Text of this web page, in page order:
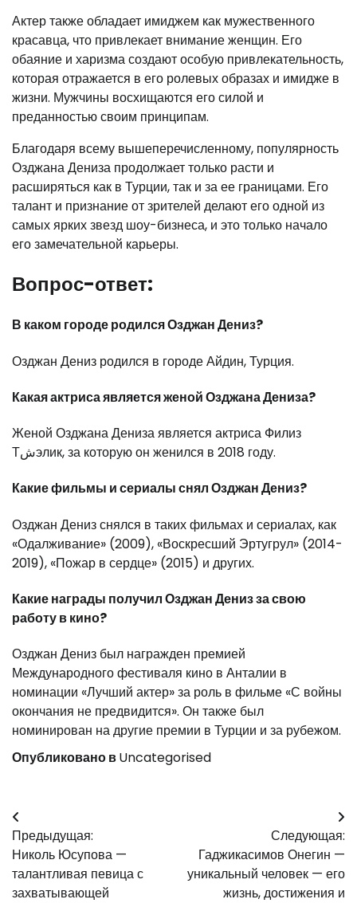
Актер также обладает имиджем как мужественного
красавца, что привлекает внимание женщин. Его
обаяние и харизма создают особую привлекательность,
которая отражается в его ролевых образах и имидже в
жизни. Мужчины восхищаются его силой и
преданностью своим принципам.
Благодаря всему вышеперечисленному, популярность
Озджана Дениза продолжает только расти и
расширяться как в Турции, так и за ее границами. Его
талант и признание от зрителей делают его одной из
самых ярких звезд шоу-бизнеса, и это только начало
его замечательной карьеры.
Вопрос-ответ:
В каком городе родился Озджан Дениз?
Озджан Дениз родился в городе Айдин, Турция.
Какая актриса является женой Озджана Дениза?
Женой Озджана Дениза является актриса Филиз
Тشэлик, за которую он женился в 2018 году.
Какие фильмы и сериалы снял Озджан Дениз?
Озджан Дениз снялся в таких фильмах и сериалах, как
«Одалживание» (2009), «Воскресший Эртугрул» (2014-
2019), «Пожар в сердце» (2015) и других.
Какие награды получил Озджан Дениз за свою
работу в кино?
Озджан Дениз был награжден премией
Международного фестиваля кино в Анталии в
номинации «Лучший актер» за роль в фильме «С войны
окончания не предвидится». Он также был
номинирован на другие премии в Турции и за рубежом.
Опубликовано вUncategorised
Навигация
по
записям
Предыдущая:
Николь Юсупова —
талантливая певица с
захватывающей
Следующая:
Гаджикасимов Онегин —
уникальный человек — его
жизнь, достижения и